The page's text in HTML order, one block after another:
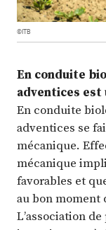
©ITB
En conduite
adventices est
En conduite
adventices se
mécanique.
mécanique
favorables et
au bon moment
L’association